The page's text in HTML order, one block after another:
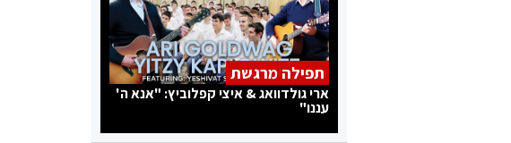
תפילה מרגשת
ארי גולדוואג & איצי קפלוביץ: "אנא ה'
עננו"